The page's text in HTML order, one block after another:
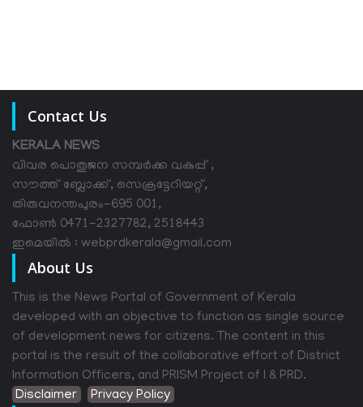
Contact Us
KERALA NEWS
വിവര പൊതുജന സമ്പര്‍ക്ക വകുപ്പ് ,
സൗത്ത് ബ്ലോക്ക്, സെക്രട്ടേറിയറ്റ്,
തിരുവനന്തപുരം-695 001,
ഫോൺ 0471-2327782, 2518443
ഇമെയിൽ : webprdkerala@gmail.com
About Us
This is the News Portal of Government of Kerala
developed with an objective to function as single source
of development news for citizens. The content in this
portal is the result of the collaborative effort of District
Information Officers, and PRISM Project of I & PRD.
Disclaimer
Privacy Policy